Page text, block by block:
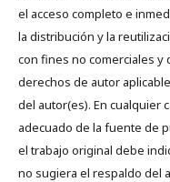
el acceso completo e
la distribución y la
con fines no comerciales y
derechos de autor
del autor(es). En cualquier
adecuado de la fuente de
el trabajo original debe
no sugiera el respaldo del